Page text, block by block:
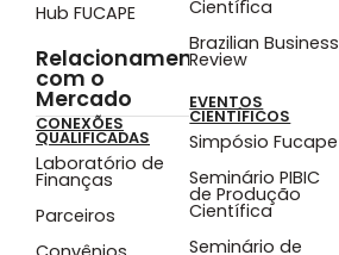
Hub FUCAPE
Relacionamento
com o
Mercado
CONEXÕES
QUALIFICADAS
Laboratório de
Finanças
Parceiros
Científica
Brazilian Business
Review
EVENTOS
CIENTÍFICOS
Simpósio Fucape
Seminário PIBIC
de Produção
Científica
Seminário de